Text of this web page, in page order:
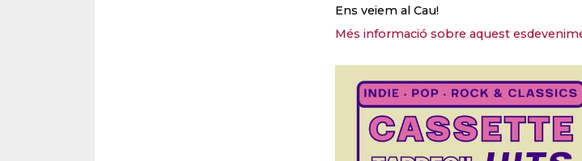
Ens veiem al Cau!
Més informació sobre aquest